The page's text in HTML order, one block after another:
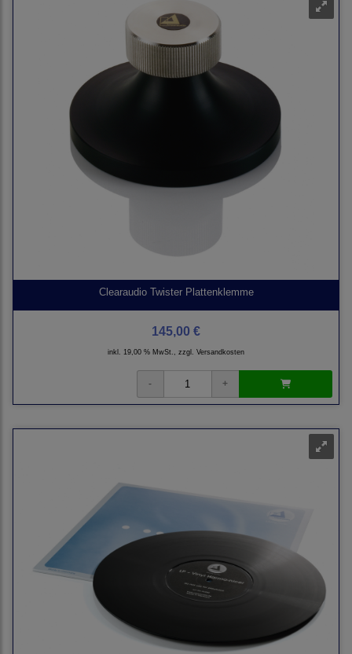
Clearaudio Twister Plattenklemme
145,00 €
inkl. 19,00 % MwSt., zzgl. Versandkosten